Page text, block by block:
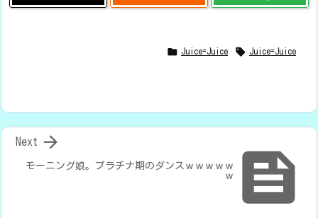
 Juice=Juice  Juice=Juice

モーニング娘。プラチナ期のダンスｗｗｗｗｗ
ｗ

Next